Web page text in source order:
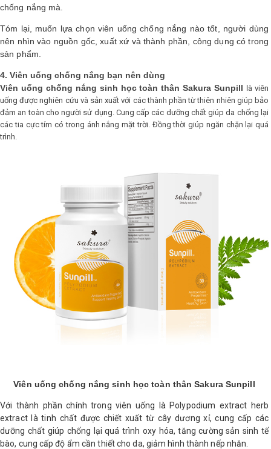
chống nắng mà.
Tóm lại, muốn lựa chọn viên uống chống nắng nào tốt, người dùng
nên nhìn vào nguồn gốc, xuất xứ và thành phần, công dụng có trong
sản phẩm.
4. Viên uống chống nắng bạn nên dùng
Viên uống chống nắng sinh học toàn thân Sakura Sunpill là viên
uống được nghiên cứu và sản xuất với các thành phần từ thiên nhiên giúp bảo
đảm an toàn cho người sử dụng. Cung cấp các dưỡng chất giúp da chống lại
các tia cực tím có trong ánh nắng mặt trời. Đồng thời giúp ngăn chặn lại quá
trình.
Viên uống chống nắng sinh học toàn thân Sakura Sunpill
Với thành phần chính trong viên uống là Polypodium extract herb
extract là tinh chất được chiết xuất từ cây dương xỉ, cung cấp các
dưỡng chất giúp chống lại quá trình oxy hóa, tăng cường sản sinh tế
bào, cung cấp độ ẩm cần thiết cho da, giảm hình thành nếp nhăn.